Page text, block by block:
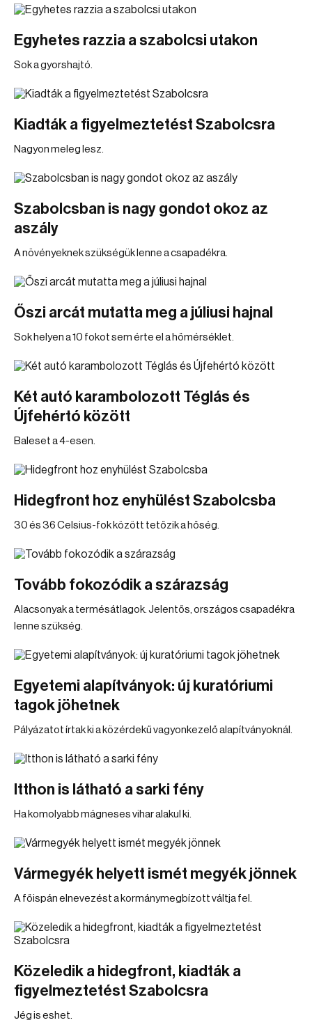
Egyhetes razzia a szabolcsi utakon
Sok a gyorshajtó.
Kiadták a figyelmeztetést Szabolcsra
Nagyon meleg lesz.
Szabolcsban is nagy gondot okoz az
aszály
A növényeknek szükségük lenne a csapadékra.
Őszi arcát mutatta meg a júliusi hajnal
Sok helyen a 10 fokot sem érte el a hőmérséklet.
Két autó karambolozott Téglás és
Újfehértó között
Baleset a 4-esen.
Hidegfront hoz enyhülést Szabolcsba
30 és 36 Celsius-fok között tetőzik a hőség.
Tovább fokozódik a szárazság
Alacsonyak a termésátlagok. Jelentős, országos csapadékra
lenne szükség.
Egyetemi alapítványok: új kuratóriumi
tagok jöhetnek
Pályázatot írtak ki a közérdekű vagyonkezelő alapítványoknál.
Itthon is látható a sarki fény
Ha komolyabb mágneses vihar alakul ki.
Vármegyék helyett ismét megyék jönnek
A főispán elnevezést a kormánymegbízott váltja fel.
Közeledik a hidegfront, kiadták a
figyelmeztetést Szabolcsra
Jég is eshet.